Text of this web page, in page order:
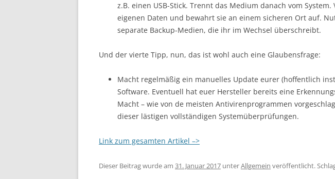
z.B. einen USB-Stick. Trennt das Medium danach vom System.
eigenen Daten und bewahrt sie an einem sicheren Ort auf.
separate Backup-Medien, die ihr im Wechsel überschreibt.
Und der vierte Tipp, nun, das ist wohl auch eine Glaubensfrage:
Macht regelmäßig ein manuelles Update eurer (hoffentlich
Software. Eventuell hat euer Hersteller bereits eine
Macht – wie von de meisten Antivirenprogrammen
dieser lästigen vollständigen Systemüberprüfungen.
Link zum gesamten Artikel –>
Dieser Beitrag wurde am 31. Januar 2017 unterAllgemein veröffentlicht.